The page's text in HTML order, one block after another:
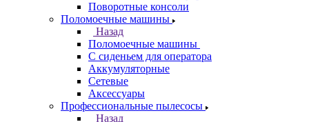
Поворотные консоли
Поломоечные машины
Назад
Поломоечные машины
С сиденьем для оператора
Аккумуляторные
Сетевые
Аксессуары
Профессиональные пылесосы
Назад